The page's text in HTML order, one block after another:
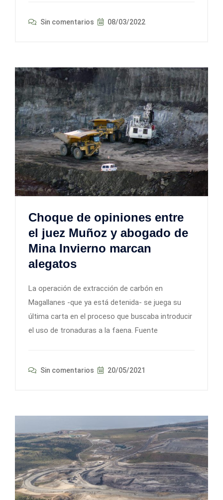
Sin comentarios 08/03/2022
Choque de opiniones entre
el juez Muñoz y abogado de
Mina Invierno marcan
alegatos
La operación de extracción de carbón en
Magallanes -que ya está detenida- se juega su
última carta en el proceso que buscaba introducir
el uso de tronaduras a la faena. Fuente
Sin comentarios 20/05/2021